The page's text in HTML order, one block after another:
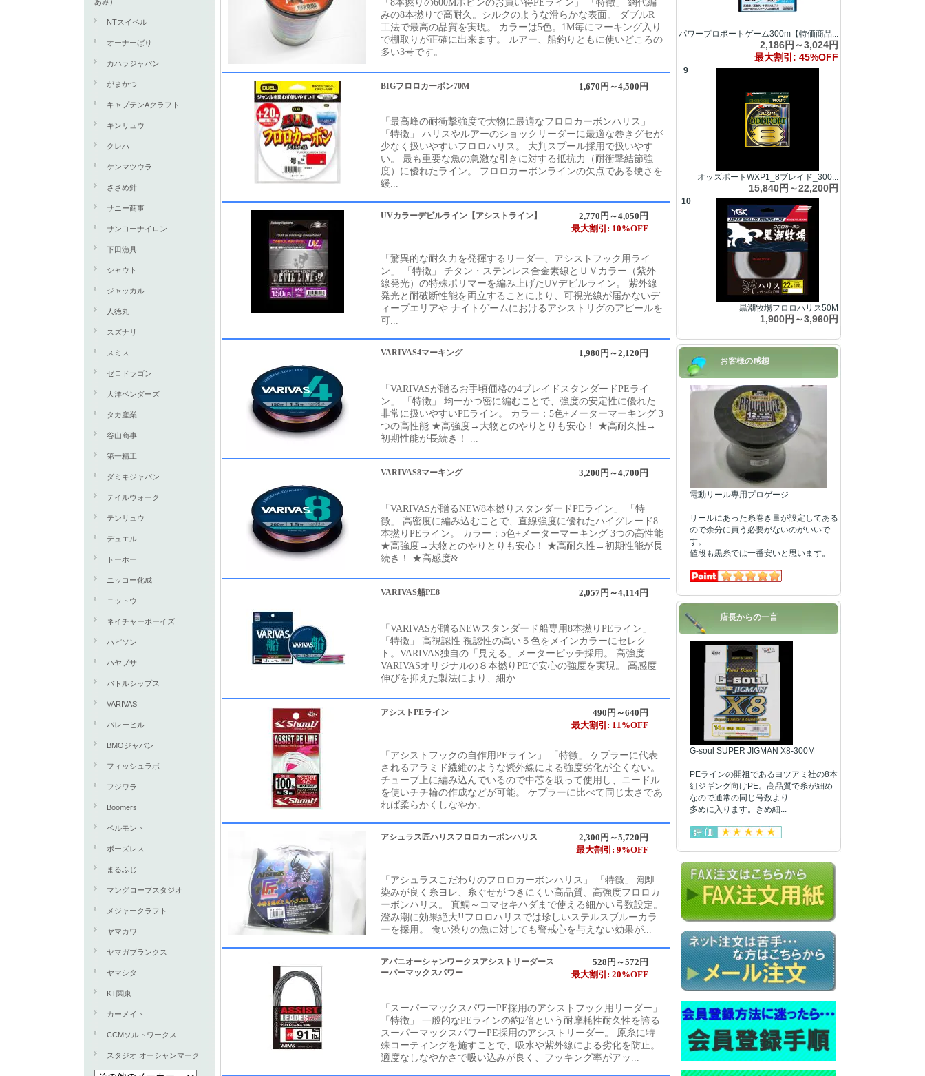
NTスイベル
オーナーばり
カハラジャパン
がまかつ
キャプテンAクラフト
キンリュウ
クレハ
ケンマツウラ
ささめ針
サニー商事
サンヨーナイロン
下田漁具
シャウト
ジャッカル
人徳丸
スズナリ
スミス
ゼロドラゴン
大洋ベンダーズ
タカ産業
谷山商事
第一精工
ダミキジャパン
テイルウォーク
テンリュウ
デュエル
トーホー
ニッコー化成
ニットウ
ネイチャーボーイズ
ハピソン
ハヤブサ
バトルシップス
VARIVAS
バレーヒル
BMOジャパン
フィッシュラボ
フジワラ
Boomers
ベルモント
ボーズレス
まるふじ
マングローブスタジオ
メジャークラフト
ヤマカワ
ヤマガブランクス
ヤマシタ
KT関東
カーメイト
CCMソルトワークス
スタジオ オーシャンマーク
「8本撚りの600Mボビンのお買い得PEライン」 「特徴」 網代編
みの8本撚りで高耐久。シルクのような滑らかな表面。 ダブルR
工法で最高の品質を実現。 カラーは5色。1M毎にマーキング入り
で棚取りが正確に出来ます。 ルアー、船釣りともに使いどころの
多い3号です。
BIGフロロカーボン70M 1,670円～4,500円
「最高峰の耐衝撃強度で大物に最適なフロロカーボンハリス」
「特徴」 ハリスやルアーのショックリーダーに最適な巻きグセが
少なく扱いやすいフロロハリス。 大判スプール採用で扱いやす
い。 最も重要な魚の急激な引きに対する抵抗力（耐衝撃結節強
度）に優れたライン。 フロロカーボンラインの欠点である硬さを
緩...
UVカラーデビルライン【アシストライン】
2,770円～4,050円
最大割引: 10%OFF
「驚異的な耐久力を発揮するリーダー、アシストフック用ライ
ン」 「特徴」 チタン・ステンレス合金素線とＵＶカラー（紫外
線発光）の特殊ポリマーを編み上げたUVデビルライン。 紫外線
発光と耐破断性能を両立することにより、可視光線が届かないデ
ィープエリアや ナイトゲームにおけるアシストリグのアピールを
可...
VARIVAS4マーキング 1,980円～2,120円
「VARIVASが贈るお手頃価格の4ブレイドスタンダードPEライ
ン」 「特徴」 均一かつ密に編むことで、強度の安定性に優れた
非常に扱いやすいPEライン。 カラー：5色+メーターマーキング 3
つの高性能 ★高強度→大物とのやりとりも安心！ ★高耐久性→
初期性能が長続き！ ...
VARIVAS8マーキング 3,200円～4,700円
「VARIVASが贈るNEW8本撚りスタンダードPEライン」 「特
徴」 高密度に編み込むことで、直線強度に優れたハイグレード8
本撚りPEライン。 カラー：5色+メーターマーキング 3つの高性能
★高強度→大物とのやりとりも安心！ ★高耐久性→初期性能が長
続き！ ★高感度&...
VARIVAS船PE8 2,057円～4,114円
「VARIVASが贈るNEWスタンダード船専用8本撚りPEライン」
「特徴」 高視認性 視認性の高い５色をメインカラーにセレク
ト。VARIVAS独自の「見える」メーターピッチ採用。 高強度
VARIVASオリジナルの８本撚りPEで安心の強度を実現。 高感度
伸びを抑えた製法により、細か...
アシストPEライン
490円～640円
最大割引: 11%OFF
「アシストフックの自作用PEライン」 「特徴」 ケプラーに代表
されるアラミド繊維のような紫外線による強度劣化が全くない。
チューブ上に編み込んでいるので中芯を取って使用し、ニードル
を使いチチ輪の作成などが可能。 ケプラーに比べて同じ太さであ
れば柔らかくしなやか。
アシュラス匠ハリスフロロカーボンハリス
2,300円～5,720円
最大割引: 9%OFF
「アシュラスこだわりのフロロカーボンハリス」 「特徴」 潮馴
染みが良く糸ヨレ、糸ぐせがつきにくい高品質、高強度フロロカ
ーボンハリス。 真鯛～コマセキハダまで使える細かい号数設定。
澄み潮に効果絶大!!フロロハリスでは珍しいステルスブルーカラ
ーを採用。 食い渋りの魚に対しても警戒心を与えない効果が...
アバニオーシャンワークスアシストリーダース
ーパーマックスパワー
528円～572円
最大割引: 20%OFF
「スーパーマックスパワーPE採用のアシストフック用リーダー」
「特徴」 一般的なPEラインの約2倍という耐摩耗性耐久性を誇る
スーパーマックスパワーPE採用のアシストリーダー。 原糸に特
殊コーティングを施すことで、吸水や紫外線による劣化を防止。
適度なしなやかさで吸い込みが良く、フッキング率がアッ...
パワープロボートゲーム300m【特価商品...
2,186円～3,024円
最大割引: 45%OFF
9
オッズポートWXP1_8ブレイド_300...
15,840円～22,200円
10
黒潮牧場フロロハリス50M
1,900円～3,960円
お客様の感想
電動リール専用プロゲージ
リールにあった糸巻き量が設定してある
ので余分に買う必要がないのがいいで
す。
値段も黒糸では一番安いと思います。
店長からの一言
G-soul SUPER JIGMAN X8-300M
PEラインの開祖であるヨツアミ社の8本
組ジギング向けPE。高品質で糸が細め
なので通常の同じ号数より
多めに入ります。きめ細...